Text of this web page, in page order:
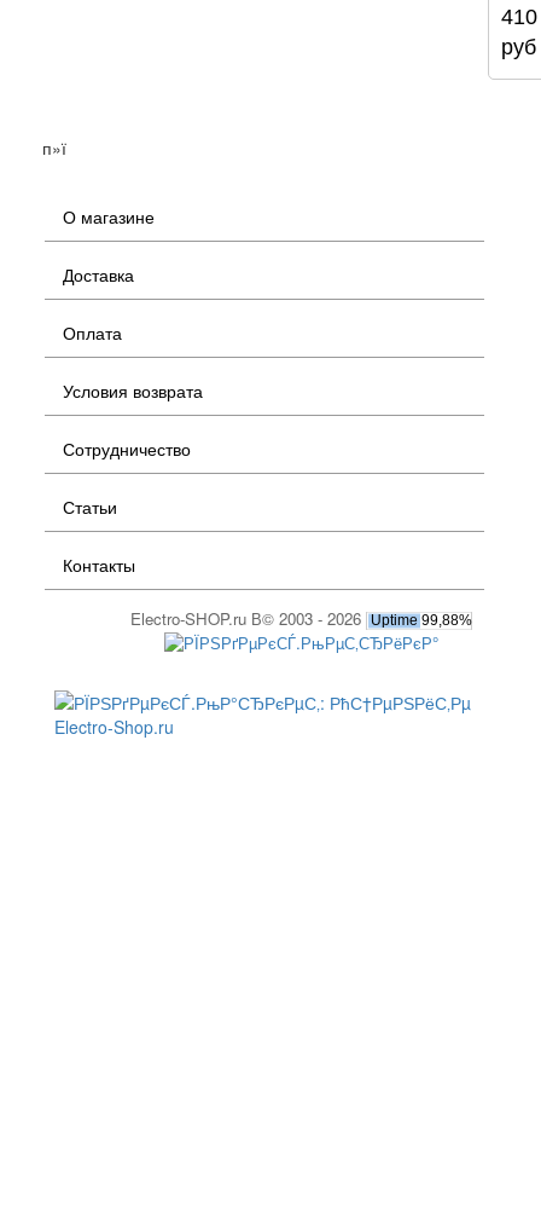
410
руб
п»ї
О магазине
Доставка
Оплата
Условия возврата
Сотрудничество
Статьи
Контакты
Electro-SHOP.ru В© 2003 - 2026